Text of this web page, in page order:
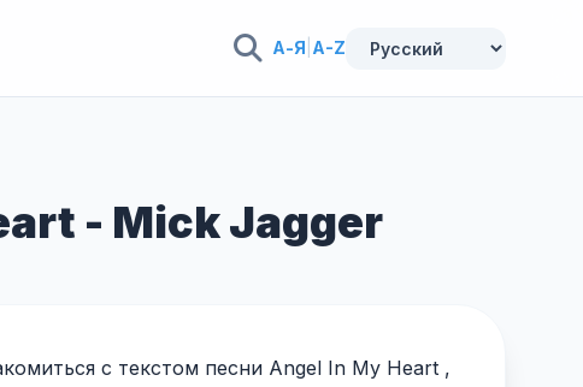
А-Я A-Z
- Mick Jagger
с текстом песни Angel In My Heart ,